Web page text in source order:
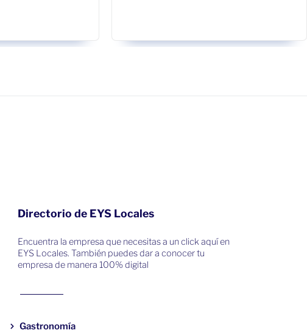
Directorio de EYS Locales
Encuentra la empresa que necesitas a un click aquí en
EYS Locales. También puedes dar a conocer tu
empresa de manera 100% digital
Gastronomía